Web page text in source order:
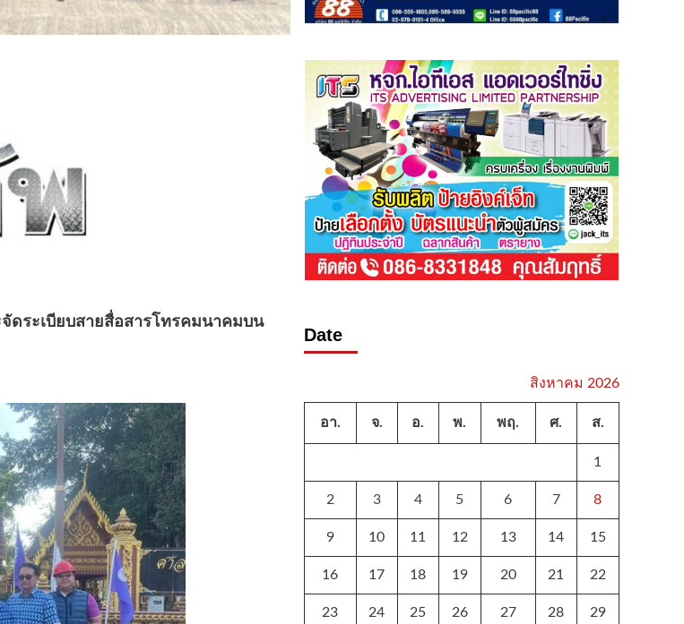
ดระเบียบสายสื่อสารโทรคมนาคมบน
Date
สิงหาคม 2026
อา. จ. อ. พ. พฤ. ศ. ส.
1
2 3 4 5 6 7 8
9 10 11 12 13 14 15
16 17 18 19 20 21 22
23 24 25 26 27 28 29